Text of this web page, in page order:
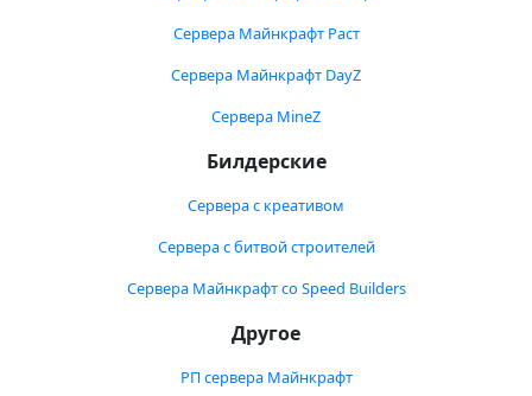
Сервера Майнкрафт Раст
Сервера Майнкрафт DayZ
Сервера MineZ
Билдерские
Сервера с креативом
Сервера с битвой строителей
Сервера Майнкрафт со Speed Builders
Другое
РП сервера Майнкрафт